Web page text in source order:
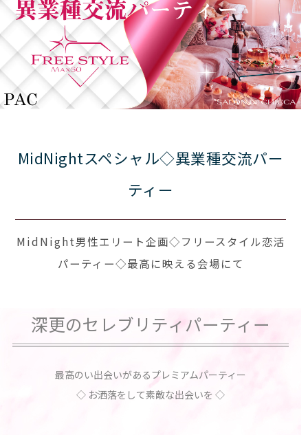
MidNightスペシャル◇異業種交流パー
ティー
MidNight男性エリート企画◇フリースタイル恋活
パーティー◇最高に映える会場にて
深更のセレブリティパーティー
最高のい出会いがあるプレミアムパーティー
◇ お洒落をして素敵な出会いを ◇